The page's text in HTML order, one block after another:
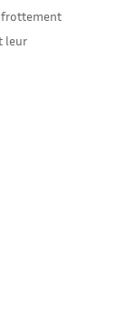
frottement
leur